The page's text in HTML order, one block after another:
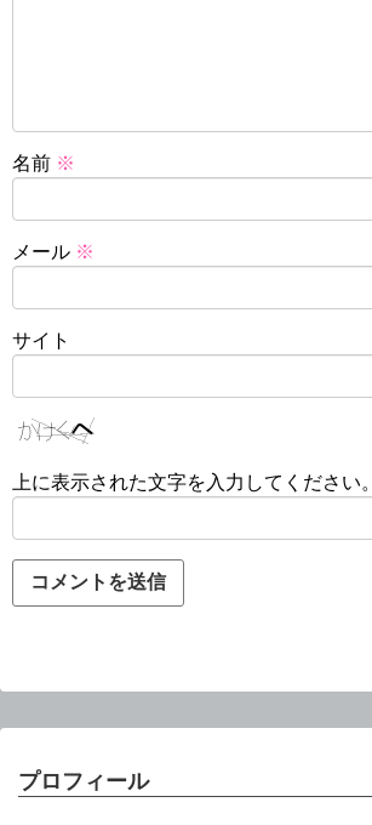
名前 ※
メール ※
サイト
上に表示された文字を入力してください。
プロフィール